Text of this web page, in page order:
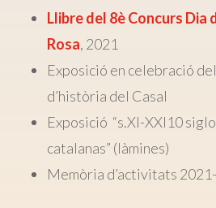
Llibre del 8è Concurs Dia
Rosa, 2021
Exposició en celebració
d’història del Casal
Exposició “s.XI-XXI10
catalanas” (làmines)
Memòria d’activitats